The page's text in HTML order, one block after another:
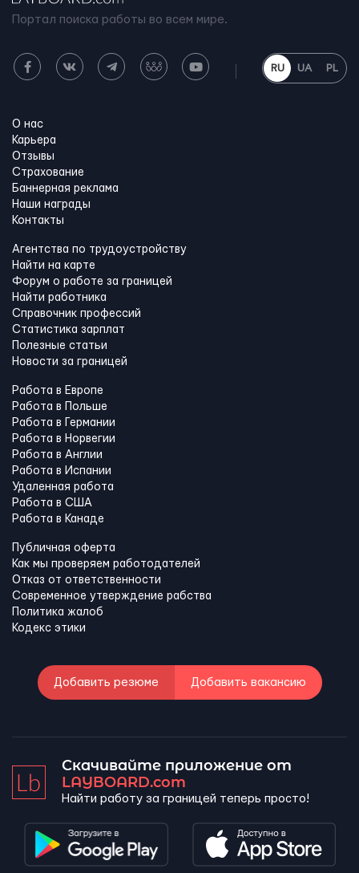
Портал поиска работы во всем мире.
RU UA PL
О нас
Карьера
Отзывы
Страхование
Баннерная реклама
Наши награды
Контакты
Агентства по трудоустройству
Найти на карте
Форум о работе за границей
Найти работника
Справочник профессий
Статистика зарплат
Полезные статьи
Новости за границей
Работа в Европе
Работа в Польше
Работа в Германии
Работа в Норвегии
Работа в Англии
Работа в Испании
Удаленная работа
Работа в США
Работа в Канадe
Публичная оферта
Как мы проверяем работодателей
Отказ от ответственности
Современное утверждение рабства
Политика жалоб
Кодекс этики
Добавить резюме Добавить вакансию
Скачивайте приложение от
LAYBOARD.com
Найти работу за границей теперь просто!